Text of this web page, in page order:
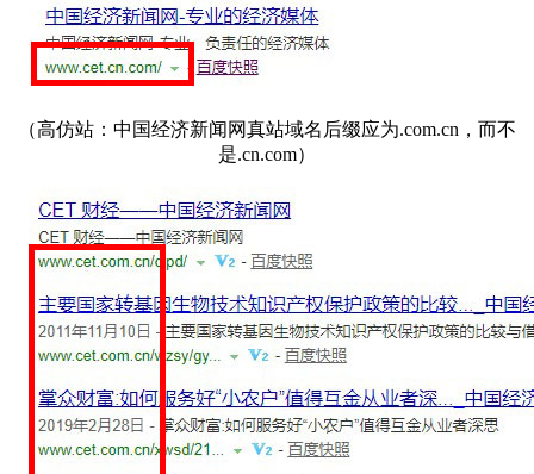
（高仿站：中国经济新闻网真站域名后缀应为.com.cn，而不
是.cn.com）